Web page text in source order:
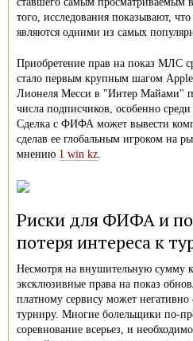
того, исследования показывают,
являются одними из самых
Приобретение прав на показ МЛС
стало первым крупным шагом
Лионеля Месси в "Интер Майами"
числа подписчиков, особенно
Сделка с ФИФА может вывести
сделав ее глобальным игроком на
мнению 1 win kz
Риски для ФИФА и
потеря интереса к
Несмотря на внушительную сумму
эксклюзивные права на показ
платному сервису может негативно
турниру. Многие болельщики по-
соревнование всерьез, и